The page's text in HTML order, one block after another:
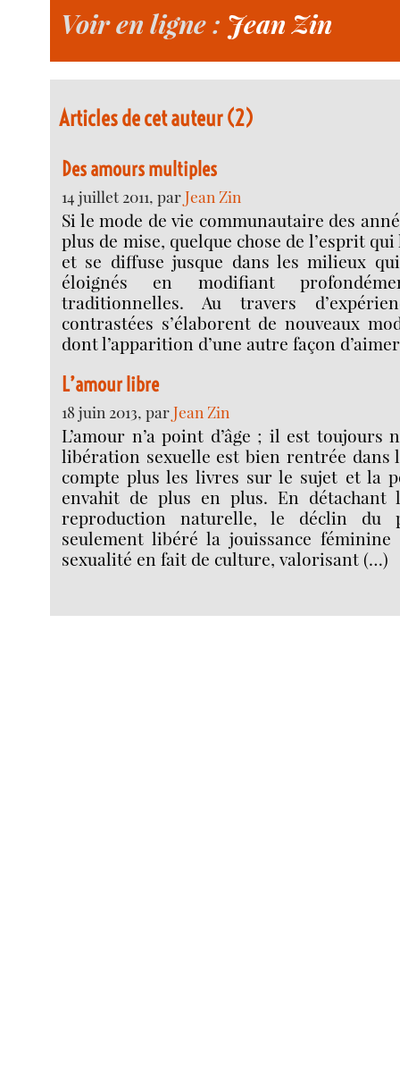
Voir en ligne : Jean Zin
Articles de cet auteur (2)
Des amours multiples
14 juillet 2011, parJean Zin
Si le mode de vie communautaire des
plus de mise, quelque chose de l’esprit
et se diffuse jusque dans les milieux
éloignés en modifiant
traditionnelles. Au travers
contrastées s’élaborent de nouveaux
dont l’apparition d’une autre façon
L’amour libre
18 juin 2013, parJean Zin
L’amour n’a point d’âge ; il est toujours
libération sexuelle est bien rentrée dans
compte plus les livres sur le sujet et la
envahit de plus en plus. En détachant
reproduction naturelle, le déclin du
seulement libéré la jouissance
sexualité en fait de culture, valorisant (…)